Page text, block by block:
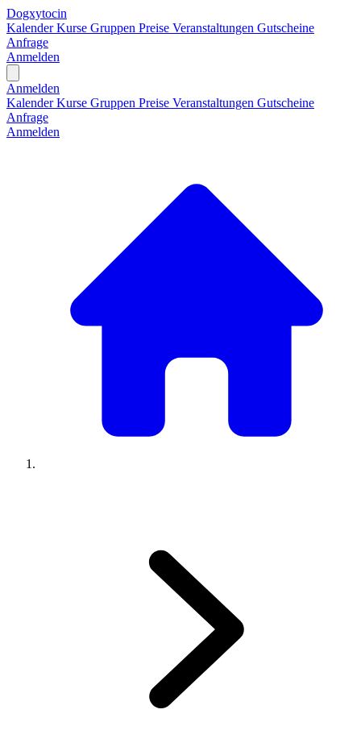
Dogxytocin
KalenderKurse Gruppen Preise Veranstaltungen Gutscheine
Anfrage
Anmelden
Anmelden
KalenderKurse Gruppen Preise Veranstaltungen Gutscheine
Anfrage
Anmelden